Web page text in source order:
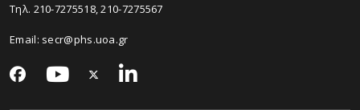
Τηλ. 210-7275518, 210-7275567
Email: secr@phs.uoa.gr